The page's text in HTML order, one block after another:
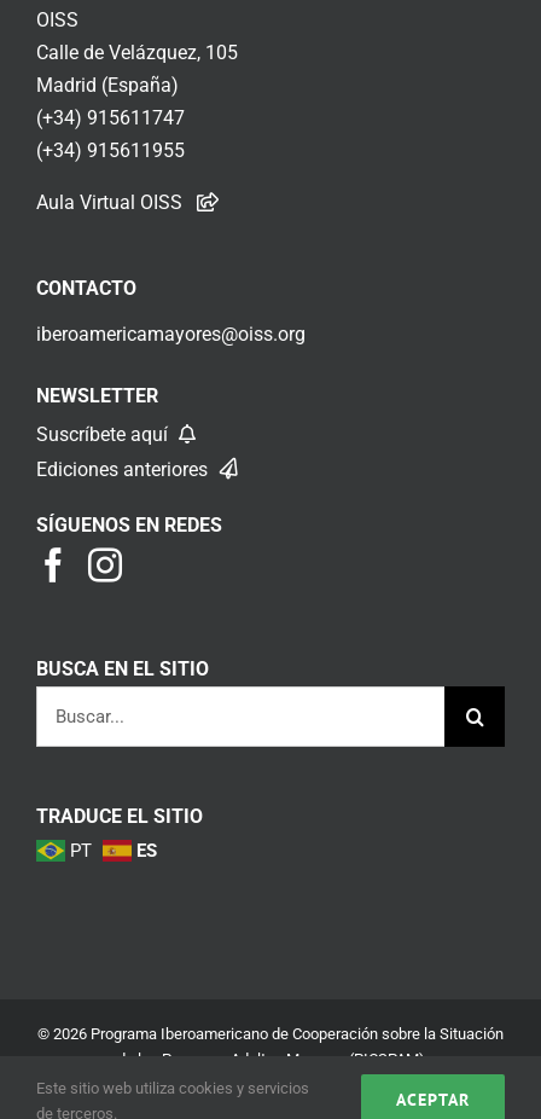
OISS
Calle de Velázquez, 105
Madrid (España)
(+34) 915611747
(+34) 915611955
Aula Virtual OISS
CONTACTO
iberoamericamayores@oiss.org
NEWSLETTER
Suscríbete aquí
Ediciones anteriores
SÍGUENOS EN REDES
BUSCA EN EL SITIO
TRADUCE EL SITIO
PT ES
© 2026 Programa Iberoamericano de Cooperación sobre la Situación
de las Personas Adultas Mayores (PICSPAM)
Aviso Legal Política de Privacidad y Seguridad
Este sitio web utiliza cookies y servicios
de terceros.
ACEPTAR